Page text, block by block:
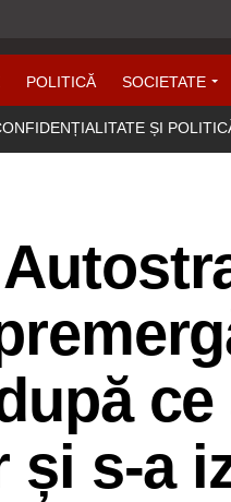
POLITICĂ SOCIETATE
ȘI
ce
și s-a